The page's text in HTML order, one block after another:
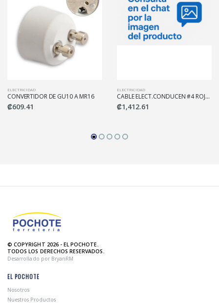
ELECTRICIDAD
CONVERTIDOR DE GU10 A MR16
₡609.41
ELECTRICIDAD
CABLE ELECT.CONDUCEN #4 ROJO MTS SEGUNDA
₡1,412.61
© COPYRIGHT 2026 - EL POCHOTE.
TODOS LOS DERECHOS RESERVADOS.
Desarrollado por BryanRM
EL POCHOTE
Nosotros
Nuestros Productos